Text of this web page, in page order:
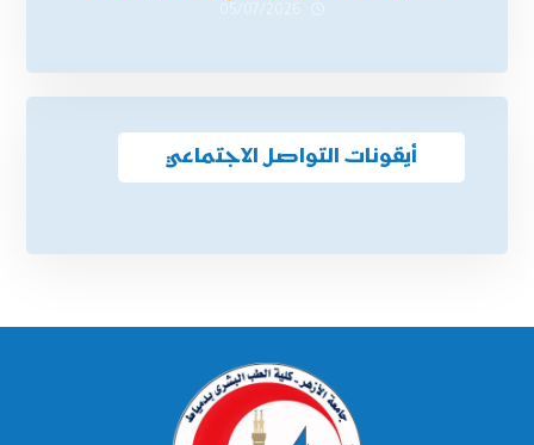
أيقونات التواصل الاجتماعي